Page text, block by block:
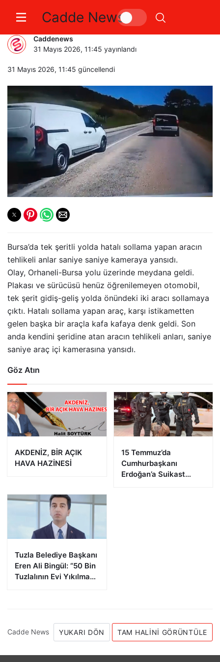
Cadde News
Hatalı sollama kamerada
Caddenews
31 Mayıs 2026, 11:45 yayınlandı
31 Mayıs 2026, 11:45 güncellendi
Bursa’da tek şeritli yolda hatalı sollama yapan aracın
tehlikeli anlar saniye saniye kameraya yansıdı.
Olay, Orhaneli-Bursa yolu üzerinde meydana geldi.
Plakası ve sürücüsü henüz öğrenilemeyen otomobil,
tek şerit gidiş-geliş yolda önündeki iki aracı sollamaya
çıktı. Hatalı sollama yapan araç, karşı istikametten
gelen başka bir araçla kafa kafaya denk geldi. Son
anda kendini şeridine atan aracın tehlikeli anları, saniye
saniye araç içi kamerasına yansıdı.
Göz Atın
AKDENİZ, BİR AÇIK
HAVA HAZİNESİ
15 Temmuz’da
Cumhurbaşkanı
Erdoğan’a Suikast
Tuzla Belediye Başkanı
Eren Ali Bingül: “50 Bin
Tuzlalının Evi Yıkılma
Cadde News YUKARI DÖN TAM HALINI GÖRÜNTÜLE